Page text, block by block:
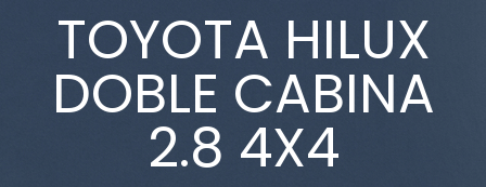
TOYOTA HILUX
DOBLE CABINA
2.8 4X4